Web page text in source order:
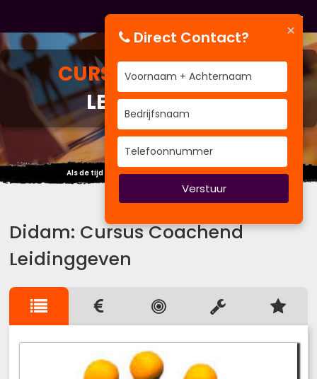
CURSUSCOACHEND
LEIDINGGEVEN
Als de tijd vliegt, vlieg mee ~time management~
Didam: Cursus Coachend
Leidinggeven
×
Direct Contact?
Verstuur